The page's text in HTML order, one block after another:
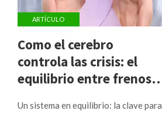
ARTÍCULO
Como el cerebro
controla las crisis: el
equilibrio entre frenos y
Un sistema en equilibrio: la clave para